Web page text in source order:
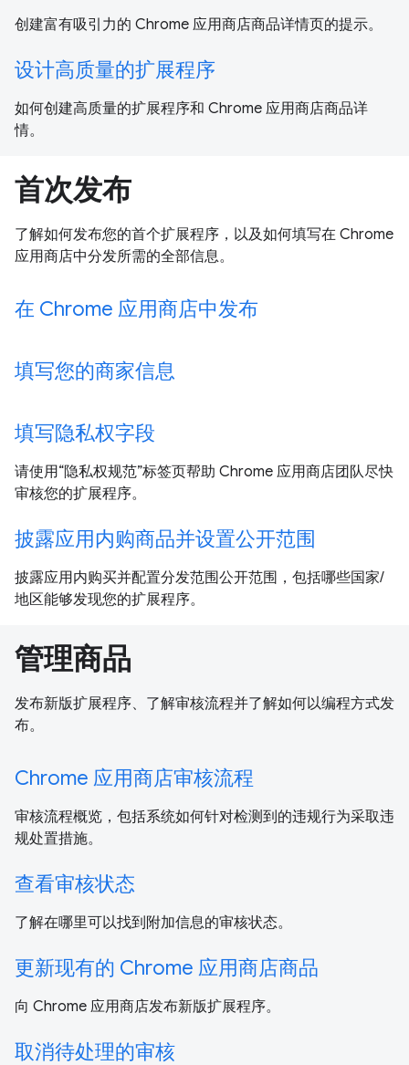
创建富有吸引力的 Chrome 应用商店商品详情页的提示。
设计高质量的扩展程序
如何创建高质量的扩展程序和 Chrome 应用商店商品详
情。
首次发布
了解如何发布您的首个扩展程序，以及如何填写在 Chrome
应用商店中分发所需的全部信息。
在 Chrome 应用商店中发布
填写您的商家信息
填写隐私权字段
请使用“隐私权规范”标签页帮助 Chrome 应用商店团队尽快
审核您的扩展程序。
披露应用内购商品并设置公开范围
披露应用内购买并配置分发范围公开范围，包括哪些国家/
地区能够发现您的扩展程序。
管理商品
发布新版扩展程序、了解审核流程并了解如何以编程方式发
布。
Chrome 应用商店审核流程
审核流程概览，包括系统如何针对检测到的违规行为采取违
规处置措施。
查看审核状态
了解在哪里可以找到附加信息的审核状态。
更新现有的 Chrome 应用商店商品
向 Chrome 应用商店发布新版扩展程序。
取消待处理的审核